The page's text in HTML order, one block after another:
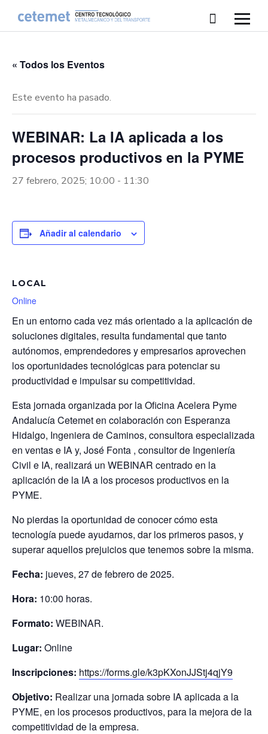
« Todos los Eventos
Este evento ha pasado.
WEBINAR: La IA aplicada a los
procesos productivos en la PYME
27 febrero, 2025; 10:00 - 11:30
En un entorno cada vez más orientado a la aplicación de
soluciones digitales, resulta fundamental que tanto
autónomos, emprendedores y empresarios aprovechen
los oportunidades tecnológicas para potenciar su
productividad e impulsar su competitividad.
Esta jornada organizada por la Oficina Acelera Pyme
Andalucía Cetemet en colaboración con Esperanza
Hidalgo, Ingeniera de Caminos, consultora especializada
en ventas e IA y, José Fonta , consultor de Ingeniería
Civil e IA, realizará un WEBINAR centrado en la
aplicación de la IA a los procesos productivos en la
PYME.
No pierdas la oportunidad de conocer cómo esta
tecnología puede ayudarnos, dar los primeros pasos, y
superar aquellos prejuicios que tenemos sobre la misma.
Fecha: jueves, 27 de febrero de 2025.
Hora: 10:00 horas.
Formato: WEBINAR.
Lugar: Online
Inscripciones: https://forms.gle/k3pKXonJJStj4qjY9
Objetivo: Realizar una jornada sobre IA aplicada a la
PYME, en los procesos productivos, para la mejora de la
competitividad de la empresa.
Añadir al calendario
LOCAL
Online